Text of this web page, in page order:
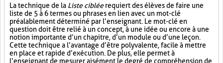
La technique de la Liste cibléerequiert des élèves de faire une
liste de 5 à 6 termes ou phrases en lien avec un mot-clé
préalablement déterminé par l’enseignant. Le mot-clé en
question doit être relié à un concept, à une idée ou encore à une
notion importante d’un chapitre, d’un module ou d’une leçon.
Cette technique a l’avantage d’être polyvalente, facile à mettre
en place et rapide d’exécution. De plus, elle permet à
l’enseignant de mesurer aisément le degré de compréhension de